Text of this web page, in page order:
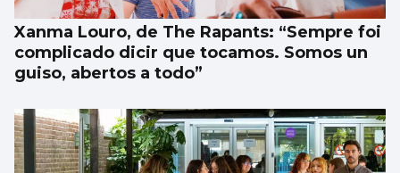
Xanma Louro, de The Rapants: “Sempre foi
complicado dicir que tocamos. Somos un
guiso, abertos a todo”